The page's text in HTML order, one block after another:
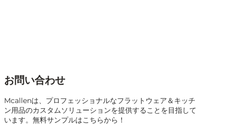
お問い合わせ
Mcallenは、プロフェッショナルなフラットウェア＆キッチ
ン用品のカスタムソリューションを提供することを目指して
います。無料サンプルはこちらから！